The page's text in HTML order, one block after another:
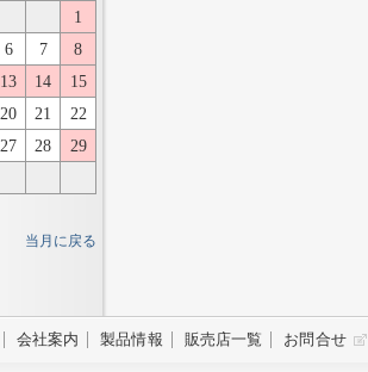
1
6 7
8
13 14
15
20 21
22
27 28
29
当月に戻る
会社案内 製品情報 販売店一覧 お問合せ